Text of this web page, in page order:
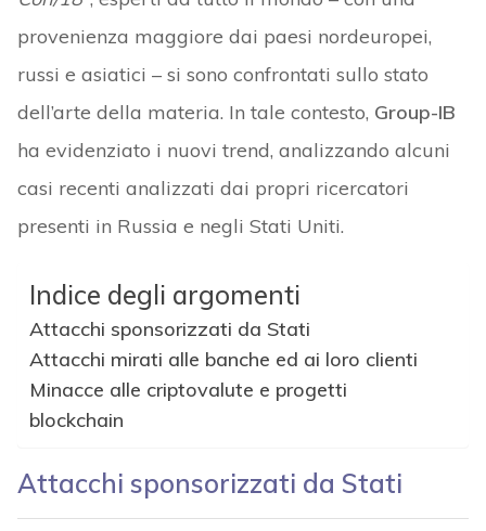
provenienza maggiore dai paesi nordeuropei,
russi e asiatici – si sono confrontati sullo stato
dell’arte della materia. In tale contesto, Group-IB
ha evidenziato i nuovi trend, analizzando alcuni
casi recenti analizzati dai propri ricercatori
presenti in Russia e negli Stati Uniti.
Indice degli argomenti
Attacchi sponsorizzati da Stati
Attacchi mirati alle banche ed ai loro clienti
Minacce alle criptovalute e progetti
blockchain
Attacchi sponsorizzati da Stati